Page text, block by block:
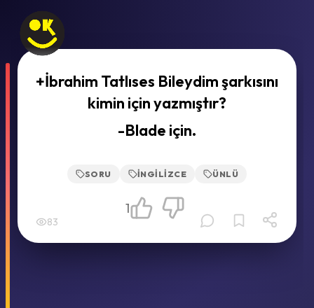
+İbrahim Tatlıses Bileydim şarkısını
kimin için yazmıştır?
-Blade için.
SORU İNGILIZCE ÜNLÜ
83
1